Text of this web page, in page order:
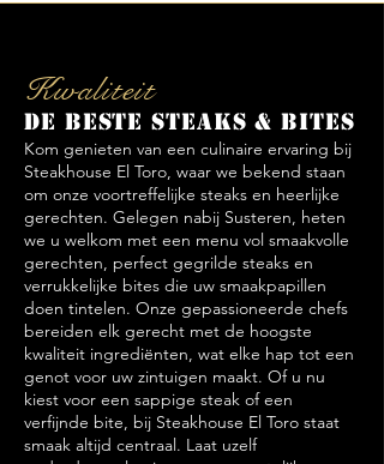
Kwaliteit
De beste steaks & bites
Kom genieten van een culinaire ervaring bij
Steakhouse El Toro, waar we bekend staan
om onze voortreffelijke steaks en heerlijke
gerechten. Gelegen nabij Susteren, heten
we u welkom met een menu vol smaakvolle
gerechten, perfect gegrilde steaks en
verrukkelijke bites die uw smaakpapillen
doen tintelen. Onze gepassioneerde chefs
bereiden elk gerecht met de hoogste
kwaliteit ingrediënten, wat elke hap tot een
genot voor uw zintuigen maakt. Of u nu
kiest voor een sappige steak of een
verfijnde bite, bij Steakhouse El Toro staat
smaak altijd centraal. Laat uzelf